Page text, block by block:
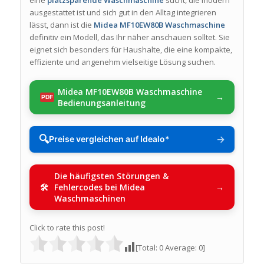
ausgestattet ist und sich gut in den Alltag integrieren
lässt, dann ist die Midea MF10EW80B Waschmaschine
definitiv ein Modell, das Ihr näher anschauen solltet. Sie
eignet sich besonders für Haushalte, die eine kompakte,
effiziente und angenehm vielseitige Lösung suchen.
Midea MF10EW80B Waschmaschine
Bedienungsanleitung
🔍Preise vergleichen auf Idealo* →
Die häufigsten Störungen &
Fehlercodes bei Midea
Waschmaschinen
Click to rate this post!
[Total: 0Average: 0]